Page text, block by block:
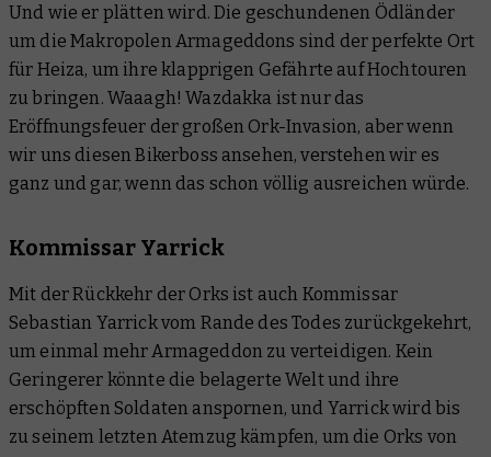
Und wie er plätten wird. Die geschundenen Ödländer
um die Makropolen Armageddons sind der perfekte Ort
für Heiza, um ihre klapprigen Gefährte auf Hochtouren
zu bringen. Waaagh! Wazdakka ist nur das
Eröffnungsfeuer der großen Ork-Invasion, aber wenn
wir uns diesen Bikerboss ansehen, verstehen wir es
ganz und gar, wenn das schon völlig ausreichen würde.
Kommissar Yarrick
Mit der Rückkehr der Orks ist auch Kommissar
Sebastian Yarrick vom Rande des Todes zurückgekehrt,
um einmal mehr Armageddon zu verteidigen. Kein
Geringerer könnte die belagerte Welt und ihre
erschöpften Soldaten anspornen, und Yarrick wird bis
zu seinem letzten Atemzug kämpfen, um die Orks von